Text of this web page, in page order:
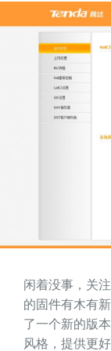
闲着没事，关
的固件有木有
了一个新的版
风格，提供更